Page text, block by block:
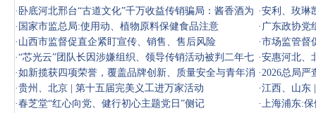
· 卧底河北邢台“古道文化”千万收益传销骗局：酱香酒为
壳、层
·安利、玫琳
· 国家市监总局:使用动、植物原料保健食品注意 · 广东政协党
· 山西市监督促直企紧盯宣传、销售、售后风险 ·市场监管督
险
·“芯光云”团队长因涉嫌组织、领导传销活动被判二年七
个月
·安惠河北、
·如新揽获四项荣誉，覆盖品牌创新、质量安全与青年消
费
·2026总局严
·贵州、北京 | 第十五届完美义工进万家活动 ·江西、山东
·春芝堂“红心向党、健行初心主题党日”侧记 ·上海浦东: